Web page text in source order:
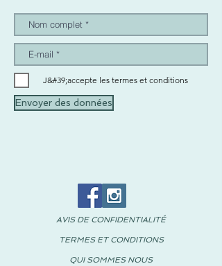
J&#39;accepte les termes et conditions
Envoyer des données
AVIS DE CONFIDENTIALITÉ
TERMES ET CONDITIONS
QUI SOMMES NOUS